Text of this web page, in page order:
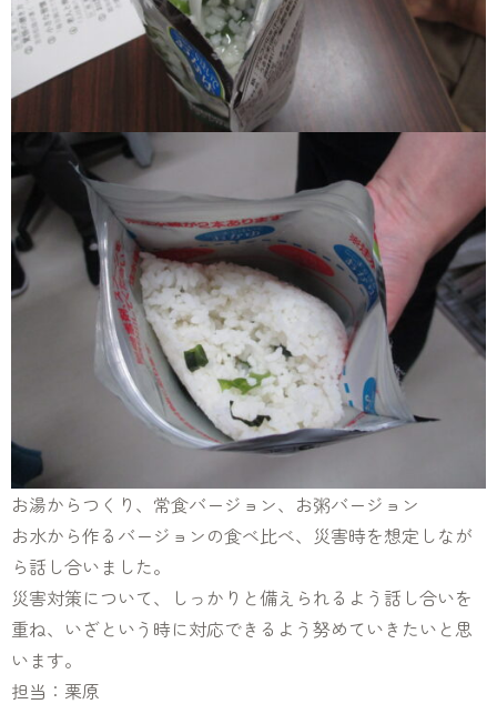
お湯からつくり、常食バージョン、お粥バージョン
お水から作るバージョンの食べ比べ、災害時を想定しなが
ら話し合いました。
災害対策について、しっかりと備えられるよう話し合いを
重ね、いざという時に対応できるよう努めていきたいと思
います。
担当：栗原